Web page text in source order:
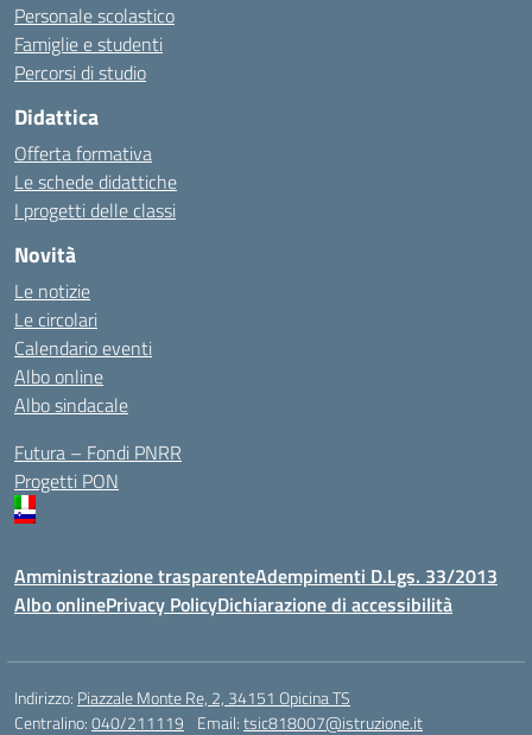
Personale scolastico
Famiglie e studenti
Percorsi di studio
Didattica
Offerta formativa
Le schede didattiche
I progetti delle classi
Novità
Le notizie
Le circolari
Calendario eventi
Albo online
Albo sindacale
Futura – Fondi PNRR
Progetti PON
Amministrazione trasparenteAdempimenti D.Lgs. 33/2013
Albo onlinePrivacy PolicyDichiarazione di accessibilità
Indirizzo: Piazzale Monte Re, 2, 34151 Opicina TS
Centralino:040/211119 Email:tsic818007@istruzione.it